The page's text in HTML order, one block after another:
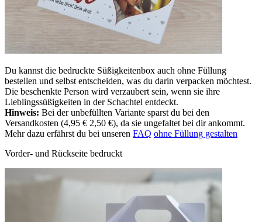
Du kannst die bedruckte Süßigkeitenbox auch ohne Füllung
bestellen und selbst entscheiden, was du darin verpacken möchtest.
Die beschenkte Person wird verzaubert sein, wenn sie ihre
Lieblingssüßigkeiten in der Schachtel entdeckt.
Hinweis: Bei der unbefüllten Variante sparst du bei den
Versandkosten (4,95 € 2,50 €), da sie ungefaltet bei dir ankommt.
Mehr dazu erfährst du bei unseren FAQ ohne Füllung gestalten
Vorder- und Rückseite bedruckt